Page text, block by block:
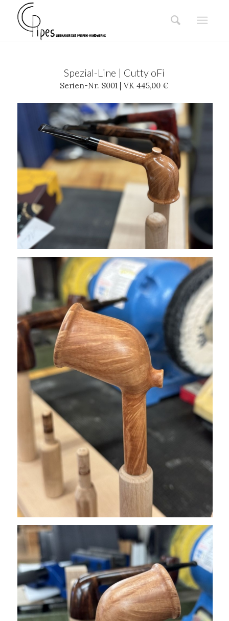
Spezial-Line | Cutty oFi
Serien-Nr. S001 | VK 445,00 €